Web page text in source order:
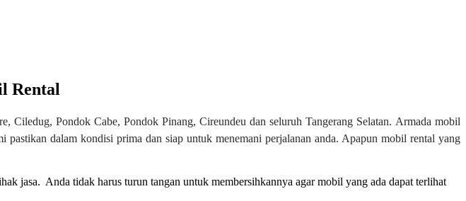
Rental
Ciledug, Pondok Cabe, Pondok Pinang, Cireundeu dan seluruh Tangerang Selatan. Armada mobil
dalam kondisi prima dan siap untuk menemani perjalanan anda. Apapun mobil rental yang
jasa. Anda tidak harus turun tangan untuk membersihkannya agar mobil yang ada dapat terlihat